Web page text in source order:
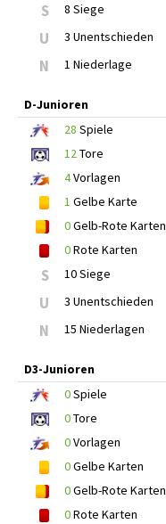
S 8 Siege
U 3 Unentschieden
N 1 Niederlage
D-Junioren
28 Spiele
12Tore
4Vorlagen
1 Gelbe Karte
0Gelb-Rote Karten
0Rote Karten
S 10 Siege
U 3 Unentschieden
N 15 Niederlagen
D3-Junioren
0Spiele
0Tore
0Vorlagen
0Gelbe Karten
0Gelb-Rote Karten
0Rote Karten